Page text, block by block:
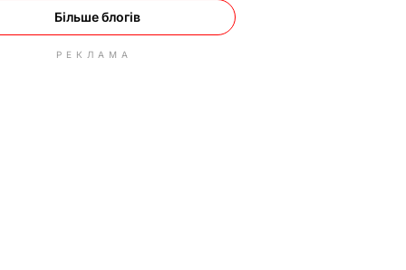
Більше блогів
РЕКЛАМА